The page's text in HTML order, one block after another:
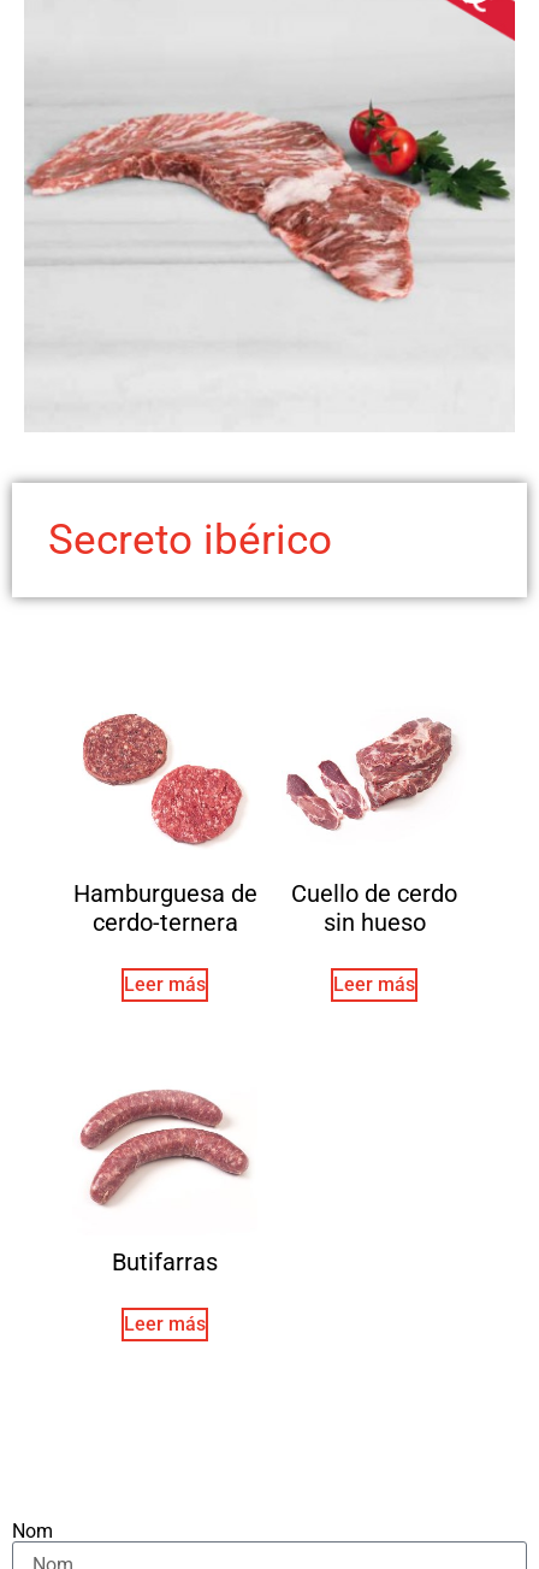
Secreto ibérico
Hamburguesa de
cerdo-ternera
Leer más
Cuello de cerdo
sin hueso
Leer más
Butifarras
Leer más
Nom